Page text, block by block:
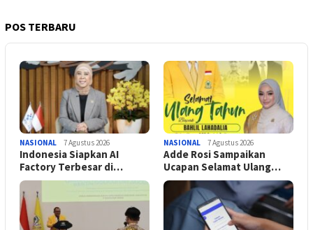
POS TERBARU
NASIONAL 7 Agustus 2026
Indonesia Siapkan AI
Factory Terbesar di…
NASIONAL 7 Agustus 2026
Adde Rosi Sampaikan
Ucapan Selamat Ulang…